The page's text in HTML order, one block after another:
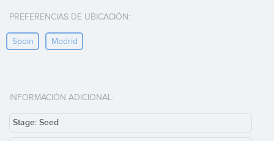
PREFERENCIAS DE UBICACIÓN:
Spain Madrid
INFORMACIÓN ADICIONAL:
Stage: Seed